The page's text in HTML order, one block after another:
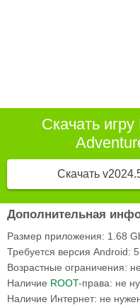
Скачать
Скачать
Дополнительная
Размер приложения: 1.68
Требуется версия Android:
Возрастные ограничения:
Наличие ROOT-права: не
Наличие Интернет: не